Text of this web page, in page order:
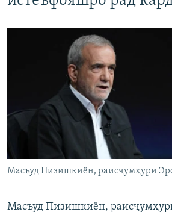
Масъуд Пизишкиён, раисҷумҳури
Масъуд Пизишкиён,